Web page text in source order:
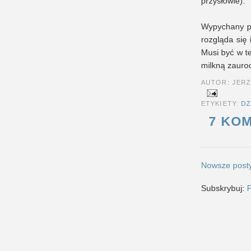
Wypychany
rozgląda się
Musi być w
milkną
AUTOR:
ETYKIETY:
7
Nowsze
Subskrybuj: